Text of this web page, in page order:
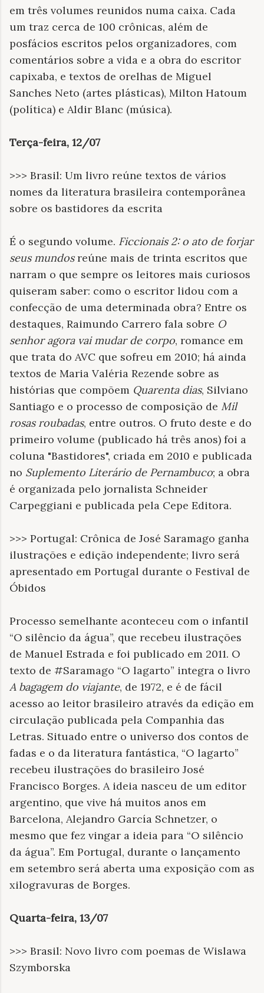
em três volumes reunidos numa caixa. Cada
um traz cerca de 100 crônicas, além de
posfácios escritos pelos organizadores, com
comentários sobre a vida e a obra do escritor
capixaba, e textos de orelhas de Miguel
Sanches Neto (artes plásticas), Milton Hatoum
(política) e Aldir Blanc (música).
Terça-feira, 12/07
>>> Brasil: Um livro reúne textos de vários
nomes da literatura brasileira contemporânea
sobre os bastidores da escrita
É o segundo volume. Ficcionais 2: o ato de forjar
seus mundosreúne mais de trinta escritos que
narram o que sempre os leitores mais curiosos
quiseram saber: como o escritor lidou com a
confecção de uma determinada obra? Entre os
destaques, Raimundo Carrero fala sobre O
senhor agora vai mudar de corpo, romance em
que trata do AVC que sofreu em 2010; há ainda
textos de Maria Valéria Rezende sobre as
histórias que compõem Quarenta dias, Silviano
Santiago e o processo de composição de Mil
rosas roubadas, entre outros. O fruto deste e do
primeiro volume (publicado há três anos) foi a
coluna "Bastidores", criada em 2010 e publicada
no Suplemento Literário de Pernambuco; a obra
é organizada pelo jornalista Schneider
Carpeggiani e publicada pela Cepe Editora.
>>> Portugal: Crônica de José Saramago ganha
ilustrações e edição independente; livro será
apresentado em Portugal durante o Festival de
Óbidos
Processo semelhante aconteceu com o infantil
“O silêncio da água”, que recebeu ilustrações
de Manuel Estrada e foi publicado em 2011. O
texto de #‎Saramago “O lagarto” integra o livro
A bagagem do viajante, de 1972, e é de fácil
acesso ao leitor brasileiro através da edição em
circulação publicada pela Companhia das
Letras. Situado entre o universo dos contos de
fadas e o da literatura fantástica, “O lagarto”
recebeu ilustrações do brasileiro José
Francisco Borges. A ideia nasceu de um editor
argentino, que vive há muitos anos em
Barcelona, Alejandro García Schnetzer, o
mesmo que fez vingar a ideia para “O silêncio
da água”. Em Portugal, durante o lançamento
em setembro será aberta uma exposição com as
xilogravuras de Borges.
Quarta-feira, 13/07
>>> Brasil: Novo livro com poemas de Wislawa
Szymborska